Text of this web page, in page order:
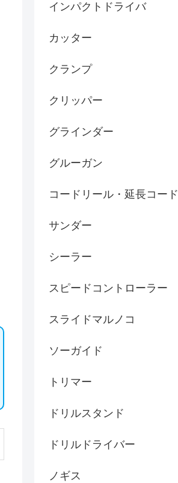
インパクトドライバ
カッター
クランプ
クリッパー
グラインダー
グルーガン
コードリール・延長コード
サンダー
シーラー
スピードコントローラー
スライドマルノコ
ソーガイド
トリマー
ドリルスタンド
ドリルドライバー
ノギス